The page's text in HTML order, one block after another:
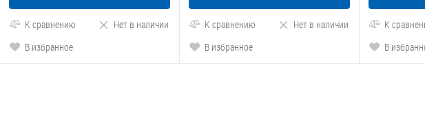
К сравнению
Нет в наличии
В избранное
К сравнению
Нет в наличии
В избранное
К
В